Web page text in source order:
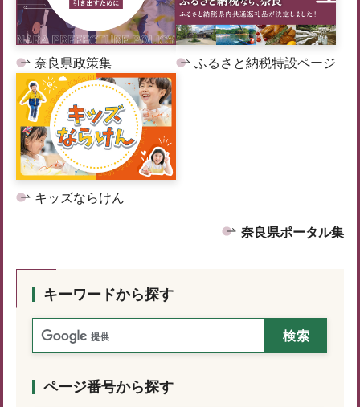
奈良県政策集 ふるさと納税特設ページ
キッズならけん
奈良県ポータル集
キーワードから探す
ページ番号から探す